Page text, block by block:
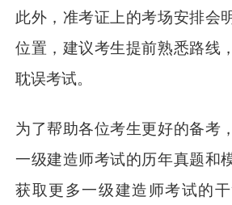
此外，准考证上的考场安排会
位置，建议考生提前熟悉路线
耽误考试。
为了帮助各位考生更好的备考
一级建造师考试的历年真题和
获取更多一级建造师考试的